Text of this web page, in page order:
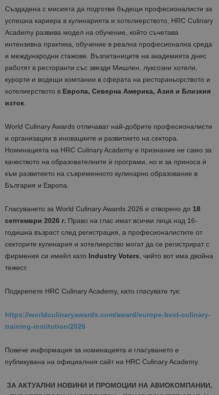
Създадена с мисията да подготвя бъдещи професионалисти за
успешна кариера в кулинарията и хотелиерството, HRC Culinary
Academy развива модел на обучение, който съчетава
интензивна практика, обучение в реална професионална среда
и международни стажове. Възпитаниците на академията днес
работят в ресторанти със звезди Мишлен, луксозни хотели,
курорти и водещи компании в сферата на рестораньорството и
хотелиерството в Европа, Северна Америка, Азия и Близкия
изток
World Culinary Awards отличават най-добрите професионалисти
и организации в иновациите и развитието на сектора.
Номинацията на HRC Culinary Academy е признание не само за
качеството на образователните ѝ програми, но и за приноса ѝ
към развитието на съвременното кулинарно образование в
България и Европа.
Гласуването за World Culinary Awards 2026 е отворено до 18
септември 2026 г. Право на глас имат всички лица над 16-
годишна възраст след регистрация, а професионалистите от
секторите кулинария и хотелиерство могат да се регистрират с
фирмения си имейл като Industry Voters , чийто вот има двойна
тежест.
Подкрепете HRC Culinary Academy, като гласувате тук:
https://worldculinaryawards.com/award/europe-best-culinary-
training-institution/2026
Повече информация за номинацията и гласуването е
публикувана на официалния сайт на HRC Culinary Academy.
ЗА АКТУАЛНИ НОВИНИ И ПРОМОЦИИ НА АВИОКОМПАНИИ,